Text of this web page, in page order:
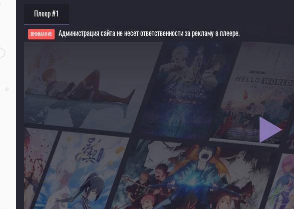
Плеер #1
ВНИМАНИЕ
Администрация сайта не несет ответственности за рекламу в плеере.
Для просмотра некоторых аниме необходимо установить VPN
Текущее воспроизведение：По ту сторону стекла